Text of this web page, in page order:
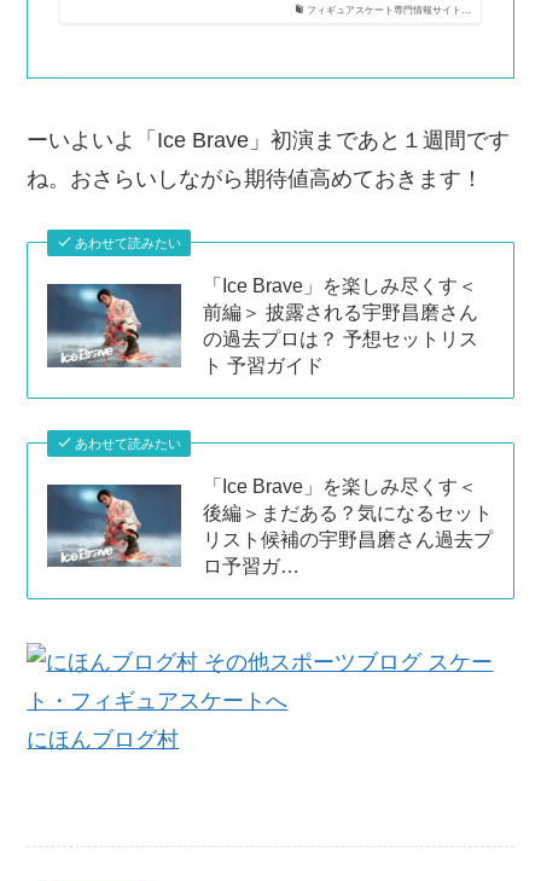
フィギュアスケート専門情報サイト…
ーいよいよ「Ice Brave」初演まであと１週間です
ね。おさらいしながら期待値高めておきます！
あわせて読みたい
「Ice Brave」を楽しみ尽くす＜
前編＞ 披露される宇野昌磨さん
の過去プロは？ 予想セットリス
ト 予習ガイド
あわせて読みたい
「Ice Brave」を楽しみ尽くす＜
後編＞まだある？気になるセット
リスト候補の宇野昌磨さん過去プ
ロ予習ガ…
にほんブログ村